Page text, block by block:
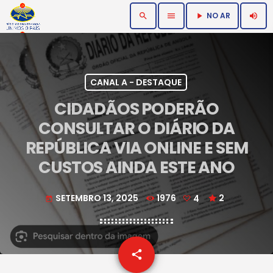
search menu play_arrow NO AR volume_up
CANAL A - DESTAQUE
CIDADÃOS PODERÃO
CONSULTAR O DIÁRIO DA
REPÚBLICA VIA ONLINE E SEM
CUSTOS AINDA ESTE ANO
today SETEMBRO 13, 2025 1976 4 2
share
email